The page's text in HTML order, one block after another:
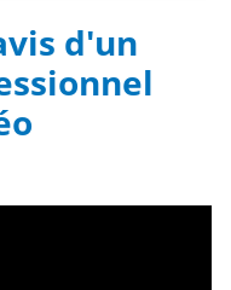
d'un